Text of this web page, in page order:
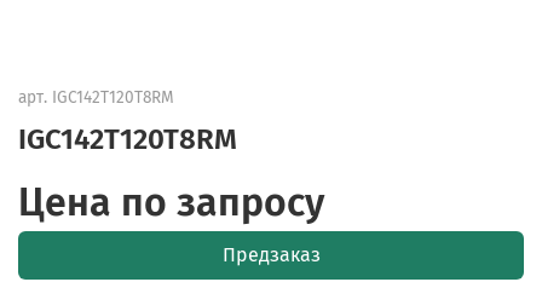
арт. IGC142T120T8RM
IGC142T120T8RM
Цена по запросу
Предзаказ